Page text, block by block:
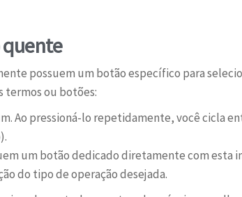
possuem um botão específico para
termos ou botões:
Ao pressioná-lo repetidamente, você cicla
um botão dedicado diretamente com esta
do tipo de operação desejada.